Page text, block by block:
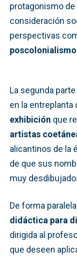
protagonismo
consideración
perspectivas
poscolonialismo
La segunda
en la entreplanta
exhibición que
artistas
alicantinos de la
de que sus
muy
De forma
didáctica para
dirigida al
que deseen